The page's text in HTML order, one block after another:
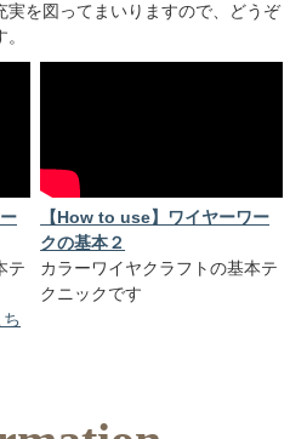
実を図ってまいりますので、どうぞ
テ
【How to use】ワイヤーワー
クの基本２
カラーワイヤクラフトの基本テ
クニックです